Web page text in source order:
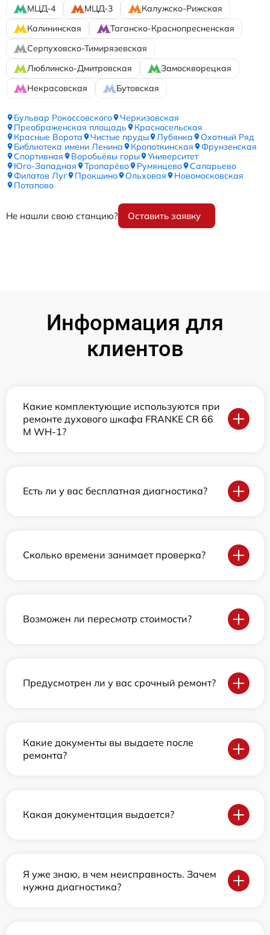
МЦД-4
МЦД-3
Калужско-Рижская
Калининская
Таганско-Краснопресненская
Серпуховско-Тимирязевская
Люблинско-Дмитровская
Замоскворецкая
Некрасовская
Бутовская
Бульвар Рокоссовского
Черкизовская
Преображенская площадь
Красносельская
Красные Ворота
Чистые пруды Лубянка
Охотный Ряд
Библиотека имени Ленина
Кропоткинская
Фрунзенская
Спортивная
Воробьёвы горы
Университет
Юго-Западная
Тропарёво Румянцево
Саларьево
Филатов Луг
Прокшино Ольховая
Новомосковская
Потапово
Не нашли свою станцию? Оставить заявку
Информация для
клиентов
Какие комплектующие используются при
ремонте духового шкафа FRANKE CR 66
M WH-1?
Есть ли у вас бесплатная диагностика?
Сколько времени занимает проверка?
Возможен ли пересмотр стоимости?
Предусмотрен ли у вас срочный ремонт?
Какие документы вы выдаете после
ремонта?
Какая документация выдается?
Я уже знаю, в чем неисправность. Зачем
нужна диагностика?